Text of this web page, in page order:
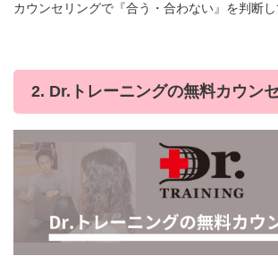
カウンセリングで『合う・合わない』を判断し
2. Dr.トレーニングの無料カウン